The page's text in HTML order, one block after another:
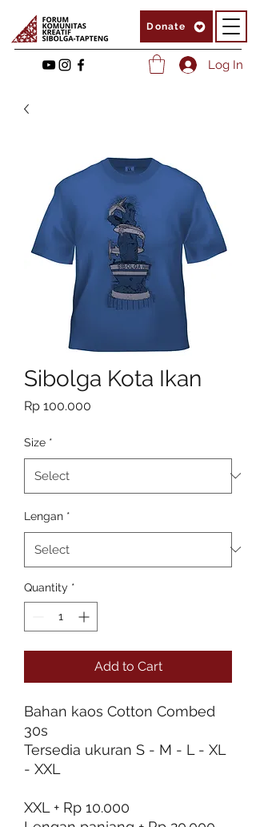
Donate
Log In
Sibolga Kota Ikan
Rp 100.000
Size *
Lengan *
Quantity *
Add to Cart
Bahan kaos Cotton Combed
30s
Tersedia ukuran S - M - L - XL
- XXL
XXL + Rp 10.000